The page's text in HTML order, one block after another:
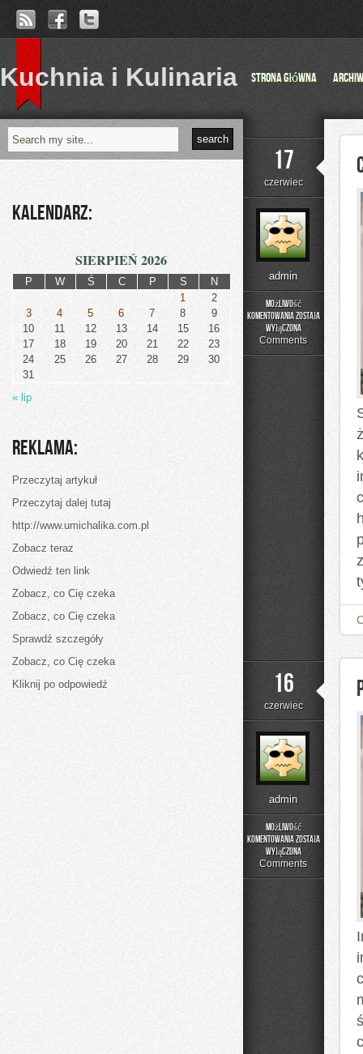
Kuchnia i Kulinaria Strona główna
17
czerwiec
admin
Możliwość
komentowania
Czytelnicze
Artykuły
została
wyłączona
Comments
16
czerwiec
admin
Możliwość
komentowania
Poradniki
Użytkownika
została
wyłączona
Comments
Kalendarz:
SIERPIEŃ 2026
P W Ś C P S
N
1
2
3
4 5 6 7 8
9
10
11 12 13 14 15
16
17
18 19 20 21 22
23
24
25 26 27 28 29
30
31
« lip
Reklama:
Przeczytaj artykuł
Przeczytaj dalej tutaj
http://www.umichalika.com.pl
Zobacz teraz
Odwiedź ten link
Zobacz, co Cię czeka
Zobacz, co Cię czeka
Sprawdź szczegóły
Zobacz, co Cię czeka
Kliknij po odpowiedź